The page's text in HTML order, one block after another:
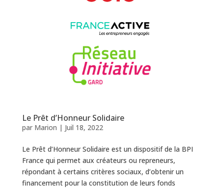
Le Prêt d’Honneur Solidaire
par Marion | Juil 18, 2022
Le Prêt d’Honneur Solidaire est un dispositif de la BPI
France qui permet aux créateurs ou repreneurs,
répondant à certains critères sociaux, d’obtenir un
financement pour la constitution de leurs fonds